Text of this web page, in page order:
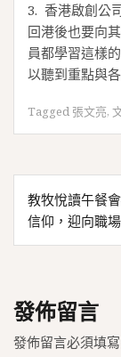
3. 香港啟創公
回港後也要向
員都學習這樣
以聽到重點與
Tagged 張文亮,
文
章
導
教牧悅讀午餐
信仰，迎向職
發佈留言
發佈留言必須填